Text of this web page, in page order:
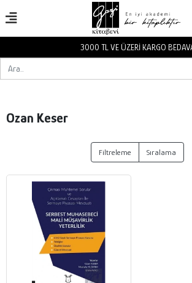
3000 TL VE ÜZERİ KARGO
Ozan Keser
Filtreleme Sıralama